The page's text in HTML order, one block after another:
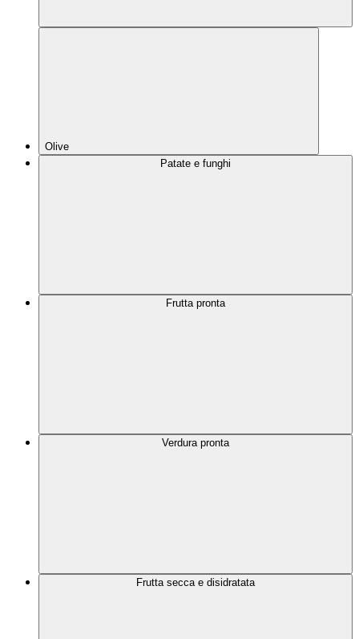
Olive
Patate e funghi
Frutta pronta
Verdura pronta
Frutta secca e disidratata